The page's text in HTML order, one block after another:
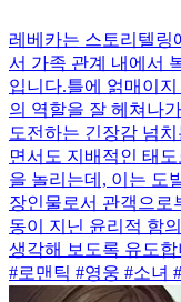
레베카는 스토리텔링
서 가족 관계 내에서
입니다.틀에 얽매이
의 역할을 잘 헤쳐나
도전하는 긴장감 넘
면서도 지배적인 태
을 놀리는데, 이는 도
장인물로서 관객으로
동이 지닌 윤리적 함
생각해 보도록 유도합
#로맨틱 #영웅 #소녀